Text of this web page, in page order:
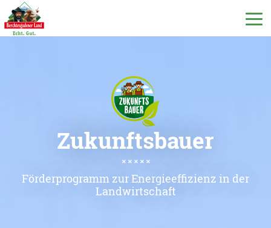
I nostri prodotti
Il nostro latte
Zukunftsbauer
Förderprogramm zur Energieeffizienz in der
Landwirtschaft